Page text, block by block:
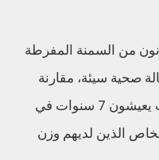
من السمنة المفرطة
في حالة صحية سيئة، مقارنة
بالذين يعانون من زيادة الوزن حيث يعيشون 7 سنوات في
الذين لديهم وزن